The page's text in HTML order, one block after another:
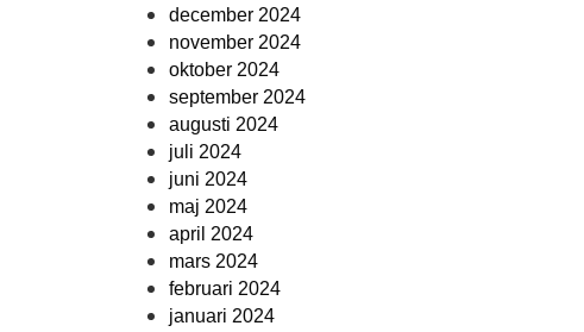
december 2024
november 2024
oktober 2024
september 2024
augusti 2024
juli 2024
juni 2024
maj 2024
april 2024
mars 2024
februari 2024
januari 2024